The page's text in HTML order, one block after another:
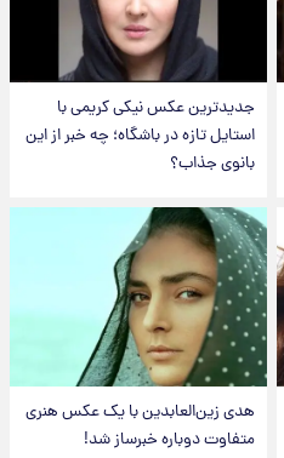
جدیدترین عکس نیکی کریمی با
استایل تازه در باشگاه؛ چه خبر از این
بانوی جذاب؟
هدی زین‌العابدین با یک عکس هنری
متفاوت دوباره خبرساز شد!